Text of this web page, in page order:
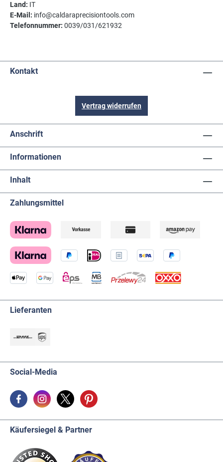
Land: IT
E-Mail: info@caldaraprecisiontools.com
Telefonnummer: 0039/031/621932
Kontakt
Vertrag widerrufen
Anschrift
Informationen
Inhalt
Zahlungsmittel
Lieferanten
Social-Media
Käufersiegel & Partner